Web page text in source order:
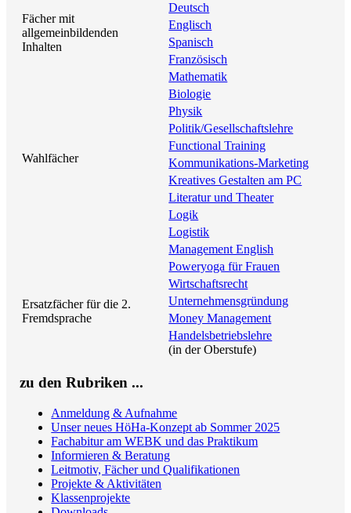
Fächer mit
allgemeinbildenden
Inhalten
Deutsch
Englisch
Spanisch
Französisch
Mathematik
Biologie
Physik
Politik/Gesellschaftslehre
Wahlfächer
Functional Training
Kommunikations-Marketing
Kreatives Gestalten am PC
Literatur und Theater
Logik
Logistik
Management English
Poweryoga für Frauen
Wirtschaftsrecht
Ersatzfächer für die 2.
Fremdsprache
Unternehmensgründung
Money Management
Handelsbetriebslehre
(in der Oberstufe)
zu den Rubriken ...
Anmeldung & Aufnahme
Unser neues HöHa-Konzept ab Sommer 2025
Fachabitur am WEBK und das Praktikum
Informieren & Beratung
Leitmotiv, Fächer und Qualifikationen
Projekte & Aktivitäten
Klassenprojekte